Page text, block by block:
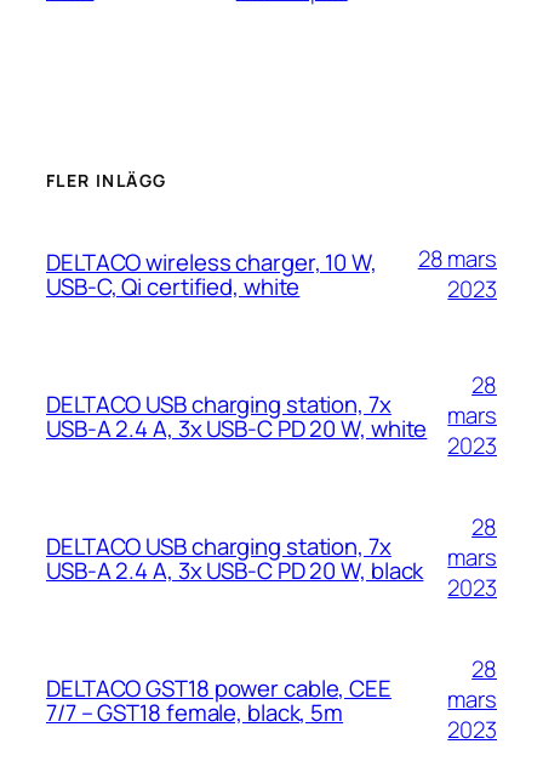
FLER INLÄGG
DELTACO wireless charger, 10 W,
USB-C, Qi certified, white
28 mars
2023
DELTACO USB charging station, 7x
USB-A 2.4 A, 3x USB-C PD 20 W, white
28
mars
2023
DELTACO USB charging station, 7x
USB-A 2.4 A, 3x USB-C PD 20 W, black
28
mars
2023
DELTACO GST18 power cable, CEE
7/7 – GST18 female, black, 5m
28
mars
2023